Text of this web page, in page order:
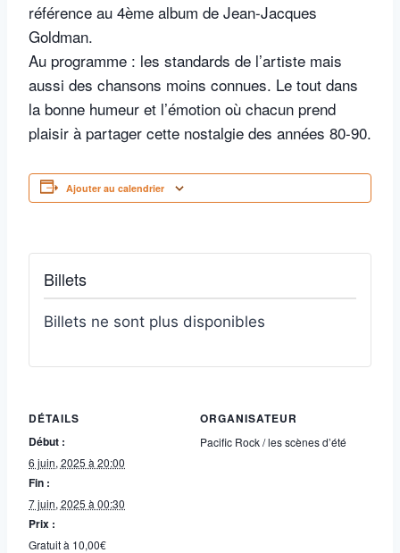
référence au 4ème album de Jean-Jacques
Goldman.
Au programme : les standards de l’artiste mais
aussi des chansons moins connues. Le tout dans
la bonne humeur et l’émotion où chacun prend
plaisir à partager cette nostalgie des années 80-90.​​
Ajouter au calendrier
Billets
Billets ne sont plus disponibles
DÉTAILS
Début :
6 juin, 2025 à 20:00
Fin :
7 juin, 2025 à 00:30
Prix :
Gratuit à 10,00€
ORGANISATEUR
Pacific Rock / les scènes d’été